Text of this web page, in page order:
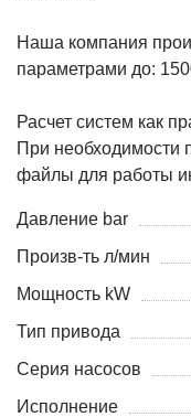
Наша компания
параметрами до:
Расчет систем как
При необходимости
файлы для работы
Давление bar
Произв-ть л/мин
Мощность kW
Тип привода
Серия насосов
Исполнение